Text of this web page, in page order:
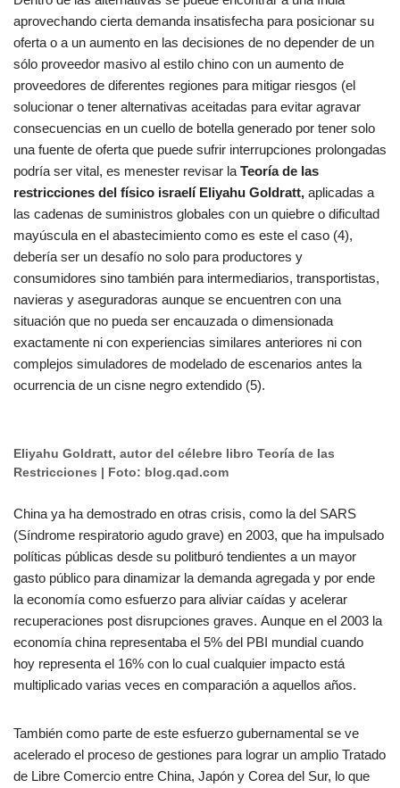
aprovechando cierta demanda insatisfecha para posicionar su
oferta o a un aumento en las decisiones de no depender de un
sólo proveedor masivo al estilo chino con un aumento de
proveedores de diferentes regiones para mitigar riesgos (el
solucionar o tener alternativas aceitadas para evitar agravar
consecuencias en un cuello de botella generado por tener solo
una fuente de oferta que puede sufrir interrupciones prolongadas
podría ser vital, es menester revisar la Teoría de las
restricciones del físico israelí Eliyahu Goldratt, aplicadas a
las cadenas de suministros globales con un quiebre o dificultad
mayúscula en el abastecimiento como es este el caso (4),
debería ser un desafío no solo para productores y
consumidores sino también para intermediarios, transportistas,
navieras y aseguradoras aunque se encuentren con una
situación que no pueda ser encauzada o dimensionada
exactamente ni con experiencias similares anteriores ni con
complejos simuladores de modelado de escenarios antes la
ocurrencia de un cisne negro extendido (5).
Eliyahu Goldratt, autor del célebre libro Teoría de las
Restricciones | Foto: blog.qad.com
China ya ha demostrado en otras crisis, como la del SARS
(Síndrome respiratorio agudo grave) en 2003, que ha impulsado
políticas públicas desde su politburó tendientes a un mayor
gasto público para dinamizar la demanda agregada y por ende
la economía como esfuerzo para aliviar caídas y acelerar
recuperaciones post disrupciones graves. Aunque en el 2003 la
economía china representaba el 5% del PBI mundial cuando
hoy representa el 16% con lo cual cualquier impacto está
multiplicado varias veces en comparación a aquellos años.
También como parte de este esfuerzo gubernamental se ve
acelerado el proceso de gestiones para lograr un amplio Tratado
de Libre Comercio entre China, Japón y Corea del Sur, lo que